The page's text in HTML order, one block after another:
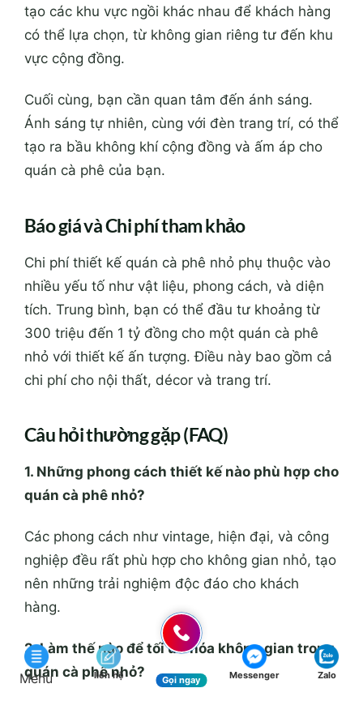
tạo các khu vực ngồi khác nhau để khách hàng
có thể lựa chọn, từ không gian riêng tư đến khu
vực cộng đồng.
Cuối cùng, bạn cần quan tâm đến ánh sáng.
Ánh sáng tự nhiên, cùng với đèn trang trí, có thể
tạo ra bầu không khí cộng đồng và ấm áp cho
quán cà phê của bạn.
Báo giá và Chi phí tham khảo
Chi phí thiết kế quán cà phê nhỏ phụ thuộc vào
nhiều yếu tố như vật liệu, phong cách, và diện
tích. Trung bình, bạn có thể đầu tư khoảng từ
300 triệu đến 1 tỷ đồng cho một quán cà phê
nhỏ với thiết kế ấn tượng. Điều này bao gồm cả
chi phí cho nội thất, décor và trang trí.
Câu hỏi thường gặp (FAQ)
1. Những phong cách thiết kế nào phù hợp cho
quán cà phê nhỏ?
Các phong cách như vintage, hiện đại, và công
nghiệp đều rất phù hợp cho không gian nhỏ, tạo
nên những trải nghiệm độc đáo cho khách
hàng.
2. Làm thế nào để tối ưu hóa không gian trong
quán cà phê nhỏ?
Menu liên hệ Gọi ngay Messenger Zalo